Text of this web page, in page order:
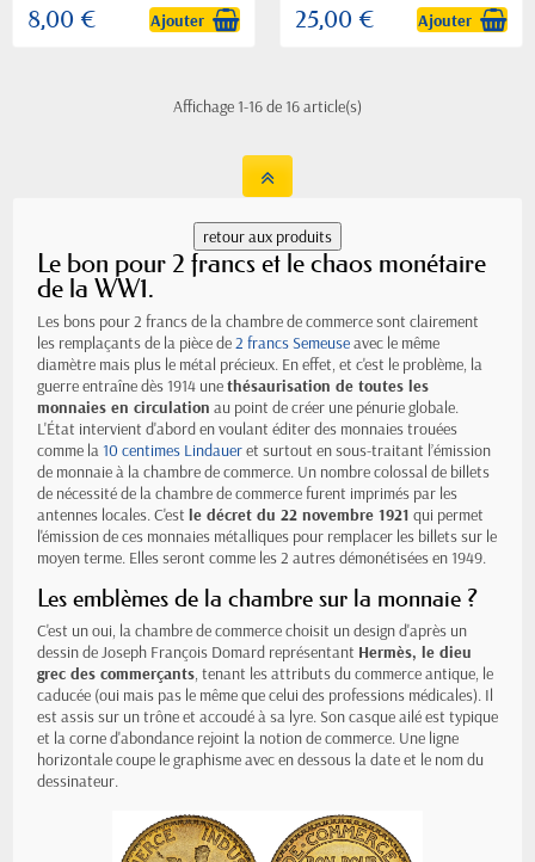
8,00 € Ajouter 25,00 € Ajouter
Affichage 1-16 de 16 article(s)
Le bon pour 2 francs et le chaos monétaire
de la WW1.
Les bons pour 2 francs de la chambre de commerce sont clairement
les remplaçants de la pièce de2 francs Semeuseavec le même
diamètre mais plus le métal précieux. En effet, et c'est le problème, la
guerre entraîne dès 1914 unethésaurisation de toutes les
monnaies en circulation au point de créer une pénurie globale.
L'État intervient d'abord en voulant éditer des monnaies trouées
comme la10 centimes Lindaueret surtout en sous-traitant l’émission
de monnaie à la chambre de commerce. Un nombre colossal de billets
de nécessité de la chambre de commerce furent imprimés par les
antennes locales. C'est le décret du 22 novembre 1921 qui permet
l'émission de ces monnaies métalliques pour remplacer les billets sur le
moyen terme. Elles seront comme les 2 autres démonétisées en 1949.
Les emblèmes de la chambre sur la monnaie ?
C'est un oui, la chambre de commerce choisit un design d'après un
dessin de Joseph François Domard représentant Hermès, le dieu
grec des commerçants, tenant les attributs du commerce antique, le
caducée (oui mais pas le même que celui des professions médicales). Il
est assis sur un trône et accoudé à sa lyre. Son casque ailé est typique
et la corne d'abondance rejoint la notion de commerce. Une ligne
horizontale coupe le graphisme avec en dessous la date et le nom du
dessinateur.